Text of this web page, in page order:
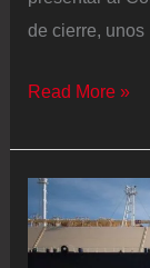
de cierre, unos
Presidente:
no
se
cierra,
para
Read More »